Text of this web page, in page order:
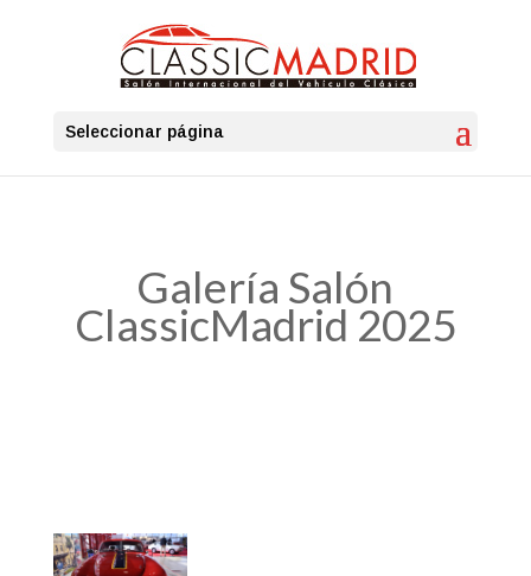
Seleccionar página
Galería Salón
ClassicMadrid 2025